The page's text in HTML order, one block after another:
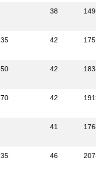
38
35 42
50 42
70 42
41
35 46